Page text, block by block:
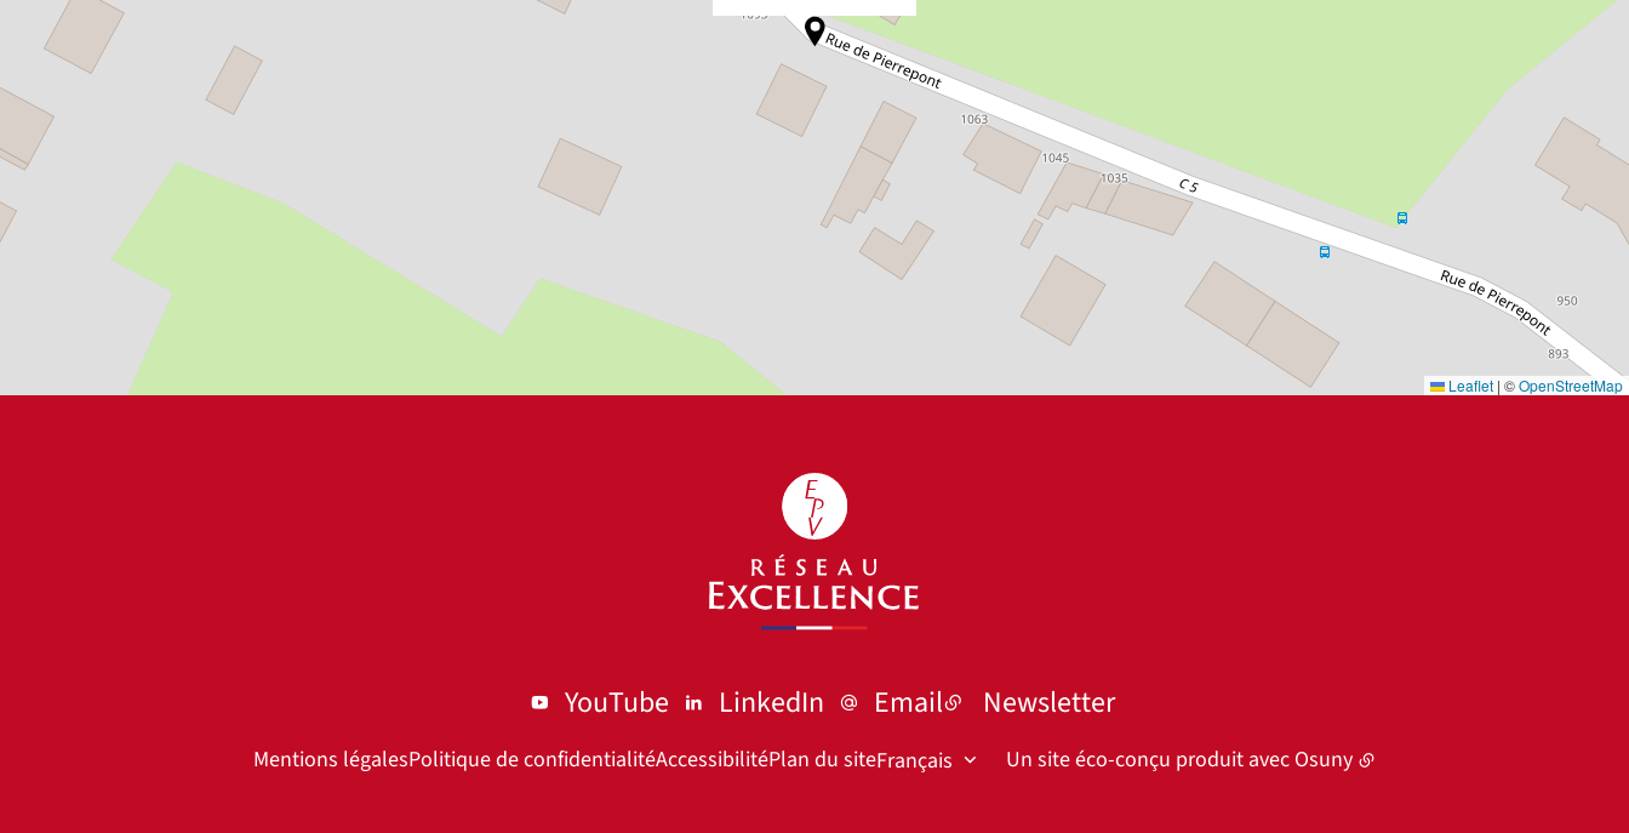
Leaflet | ©OpenStreetMap
Newsletter
Email
LinkedIn
YouTube
Mentions légalesPolitique de confidentialitéAccessibilitéPlan du siteFrançais Un site éco-conçu produit avec Osuny